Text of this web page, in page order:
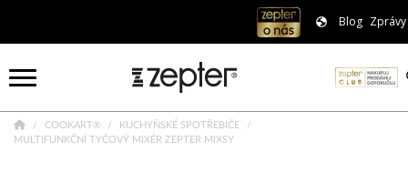
Blog Zprávy
COOKART®
KUCHYŇSKÉ SPOTŘEBIČE
MULTIFUNKČNÍ TYČOVÝ MIXÉR ZEPTER MIXSY